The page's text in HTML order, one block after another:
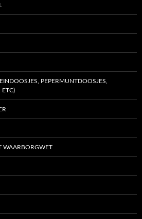
PEPERMUNTDOOSJES,
ETC)
WAARBORGWET